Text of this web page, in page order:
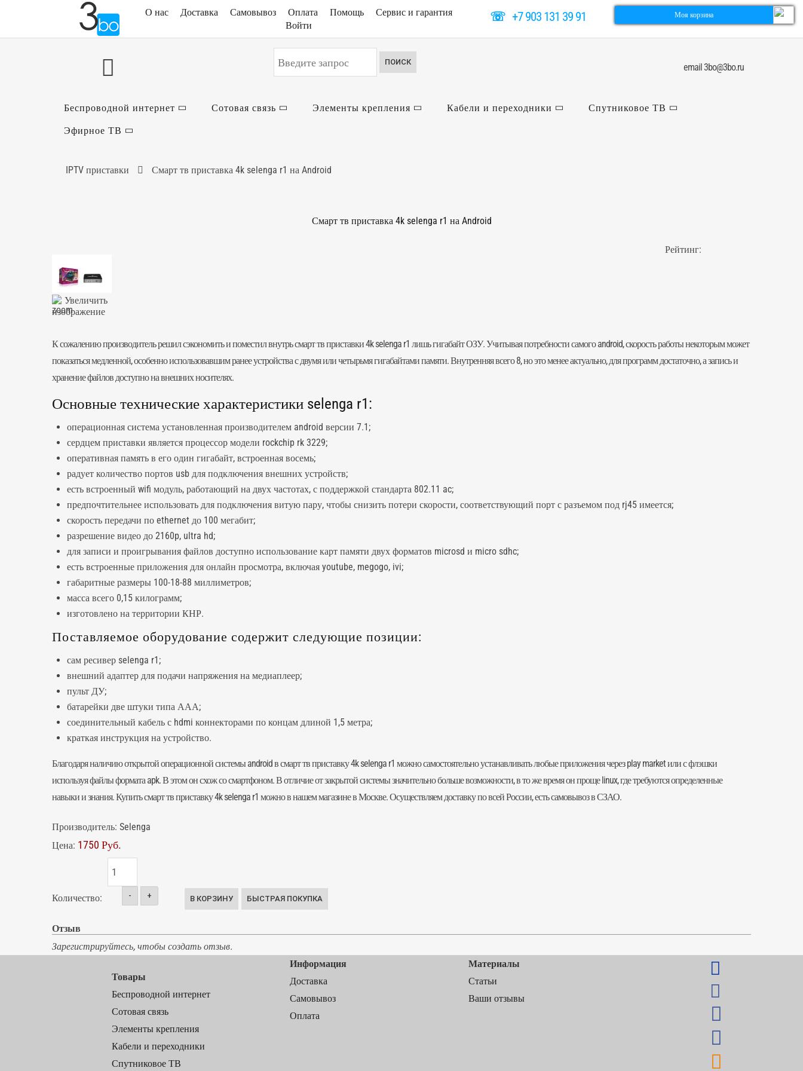
О нас Доставка Самовывоз Оплата Помощь
Сервис и гарантия
Войти
☏+7 903 131 39 91 Моя корзина
ПОИСК email 3bo@3bo.ru
Беспроводной интернет Сотовая связь Элементы крепления Кабели и переходники
Спутниковое ТВ
Эфирное ТВ
IPTV приставки Смарт тв приставка 4k selenga r1 на Android
Смарт тв приставка 4k selenga r1 на Android
Рейтинг:
Увеличить
изображение
К сожалению производитель решил сэкономить и поместил внутрь смарт тв приставки 4k selenga r1 лишь гигабайт ОЗУ. Учитывая потребности самого android, скорость работы некоторым может
показаться медленной, особенно использовавшим ранее устройства с двумя или четырьмя гигабайтами памяти. Внутренняя всего 8, но это менее актуально, для программ достаточно, а запись и
хранение файлов доступно на внешних носителях.
Основные технические характеристики selenga r1:
операционная система установленная производителем android версии 7.1;
сердцем приставки является процессор модели rockchip rk 3229;
оперативная память в его один гигабайт, встроенная восемь;
радует количество портов usb для подключения внешних устройств;
есть встроенный wifi модуль, работающий на двух частотах, с поддержкой стандарта 802.11 ac;
предпочтительнее использовать для подключения витую пару, чтобы снизить потери скорости, соответствующий порт с разъемом под rj45 имеется;
скорость передачи по ethernet до 100 мегабит;
разрешение видео до 2160p, ultra hd;
для записи и проигрывания файлов доступно использование карт памяти двух форматов microsd и micro sdhc;
есть встроенные приложения для онлайн просмотра, включая youtube, megogo, ivi;
габаритные размеры 100-18-88 миллиметров;
масса всего 0,15 килограмм;
изготовлено на территории КНР.
Поставляемое оборудование содержит следующие позиции:
сам ресивер selenga r1;
внешний адаптер для подачи напряжения на медиаплеер;
пульт ДУ;
батарейки две штуки типа ААА;
соединительный кабель с hdmi коннекторами по концам длиной 1,5 метра;
краткая инструкция на устройство.
Благодаря наличию открытой операционной системы android в смарт тв приставку 4k selenga r1 можно самостоятельно устанавливать любые приложения через play market или с флэшки
используя файлы формата apk. В этом он схож со смартфоном. В отличие от закрытой системы значительно больше возможности, в то же время он проще linux, где требуются определенные
навыки и знания. Купить смарт тв приставку 4k selenga r1 можно в нашем магазине в Москве. Осуществляем доставку по всей России, есть самовывоз в СЗАО.
Производитель: Selenga
Цена: 1750 Руб.
Количество: - +
Отзыв
Зарегистрируйтесь, чтобы создать отзыв.
Товары
Беспроводной интернет
Сотовая связь
Элементы крепления
Кабели и переходники
Спутниковое ТВ
Информация
Доставка
Самовывоз
Оплата
Материалы
Статьи
Ваши отзывы